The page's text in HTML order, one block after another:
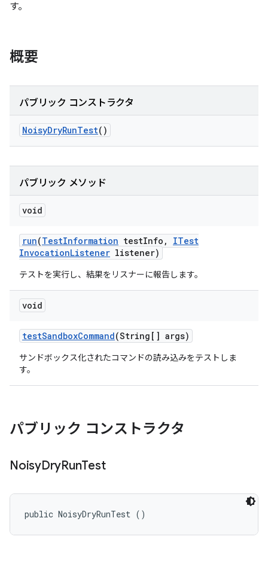
す。
概要
パブリック コンストラクタ
NoisyDryRunTest()
パブリック メソッド
void
run(TestInformation testInfo ,
ITest
InvocationListener listener)
テストを実行し、結果をリスナーに報告します。
void
testSandboxCommand(String[] args)
サンドボックス化されたコマンドの読み込みをテストしま
す。
パブリック コンストラクタ
NoisyDryRunTest
public NoisyDryRunTest ()